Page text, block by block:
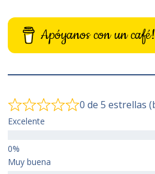
Apóyanos con un café!
0 de 5 estrellas
Excelente
Muy buena